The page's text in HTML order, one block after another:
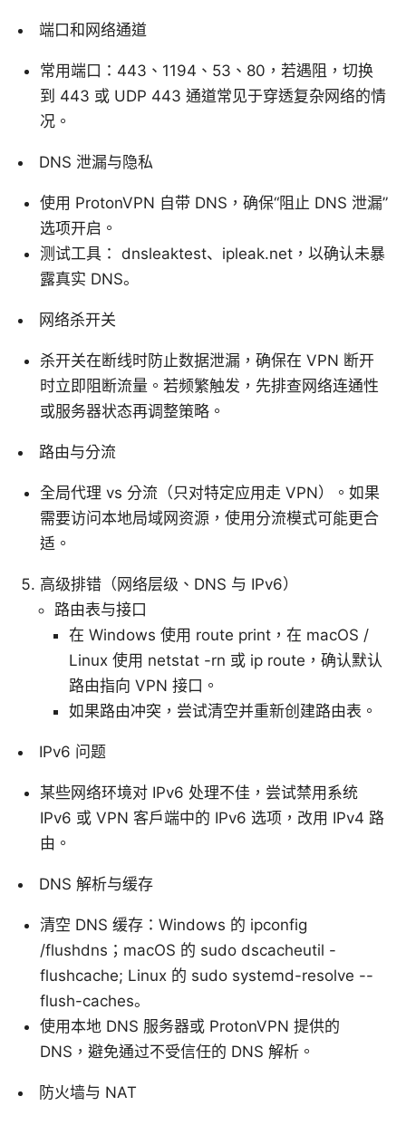
端口和网络通道
常用端口：443、1194、53、80，若遇阻，切换
到 443 或 UDP 443 通道常见于穿透复杂网络的情
况。
DNS 泄漏与隐私
使用 ProtonVPN 自带 DNS，确保“阻止 DNS 泄漏”
选项开启。
测试工具： dnsleaktest、ipleak.net，以确认未暴
露真实 DNS。
网络杀开关
杀开关在断线时防止数据泄漏，确保在 VPN 断开
时立即阻断流量。若频繁触发，先排查网络连通性
或服务器状态再调整策略。
路由与分流
全局代理 vs 分流（只对特定应用走 VPN）。如果
需要访问本地局域网资源，使用分流模式可能更合
适。
高级排错（网络层级、DNS 与 IPv6）
路由表与接口
在 Windows 使用 route print，在 macOS /
Linux 使用 netstat -rn 或 ip route，确认默认
路由指向 VPN 接口。
如果路由冲突，尝试清空并重新创建路由表。
IPv6 问题
某些网络环境对 IPv6 处理不佳，尝试禁用系统
IPv6 或 VPN 客户端中的 IPv6 选项，改用 IPv4 路
由。
DNS 解析与缓存
清空 DNS 缓存：Windows 的 ipconfig
/flushdns；macOS 的 sudo dscacheutil -
flushcache; Linux 的 sudo systemd-resolve --
flush-caches。
使用本地 DNS 服务器或 ProtonVPN 提供的
DNS，避免通过不受信任的 DNS 解析。
防火墙与 NAT